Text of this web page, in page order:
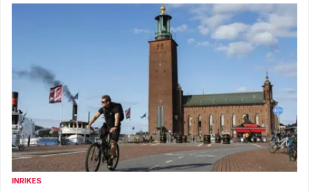
INRIKES